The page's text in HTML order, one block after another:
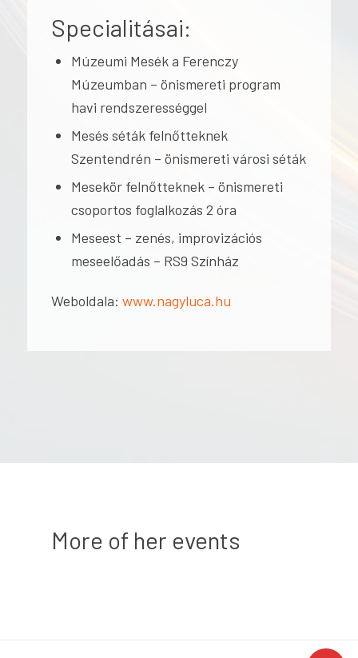
Specialitásai:
Múzeumi Mesék a Ferenczy
Múzeumban – önismereti program
havi rendszerességgel
Mesés séták felnőtteknek
Szentendrén – önismereti városi séták
Mesekör felnőtteknek – önismereti
csoportos foglalkozás 2 óra
Meseest – zenés, improvizációs
meseelőadás – RS9 Színház
Weboldala: www.nagyluca.hu
More of her events